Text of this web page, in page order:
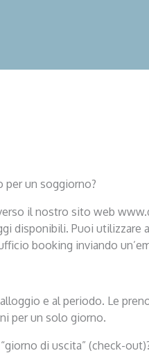
per un soggiorno?
il nostro sito web
disponibili. Puoi
booking inviando
e al periodo. Le
per un solo giorno.
di uscita” (check-